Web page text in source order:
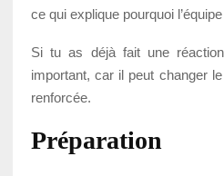
ce qui explique pourquoi
Si tu as déjà fait une
important, car il peut changer
renforcée.
Préparation